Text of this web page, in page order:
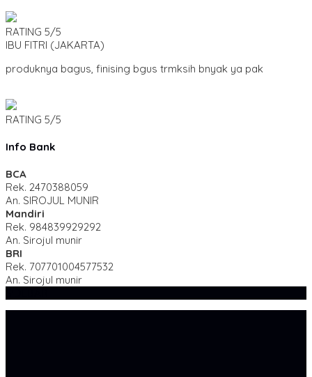
RATING 5/5
IBU FITRI (JAKARTA)
produknya bagus, finising bgus trmksih bnyak ya pak
RATING 5/5
Info Bank
BCA
Rek. 2470388059
An. SIROJUL MUNIR
Mandiri
Rek. 984839929292
An. Sirojul munir
BRI
Rek. 707701004577532
An. Sirojul munir